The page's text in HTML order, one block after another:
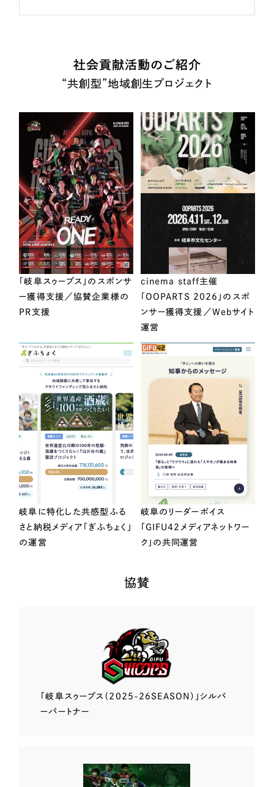
社会貢献活動のご紹介
“共創型”地域創生プロジェクト
「岐阜スゥープス」のスポンサ
ー獲得支援／協賛企業様の
PR支援
cinema staff主催
「OOPARTS 2026」のスポ
ンサー獲得支援／Webサイト
運営
岐阜に特化した共感型ふる
さと納税メディア「ぎふちょく」
の運営
岐阜のリーダーボイス
「GIFU42メディアネットワー
ク」の共同運営
協賛
「岐阜スゥープス （2025-26SEASON）」 シルバ
ーパートナー